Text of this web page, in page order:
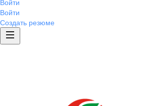
Войти
Войти
Создать резюме